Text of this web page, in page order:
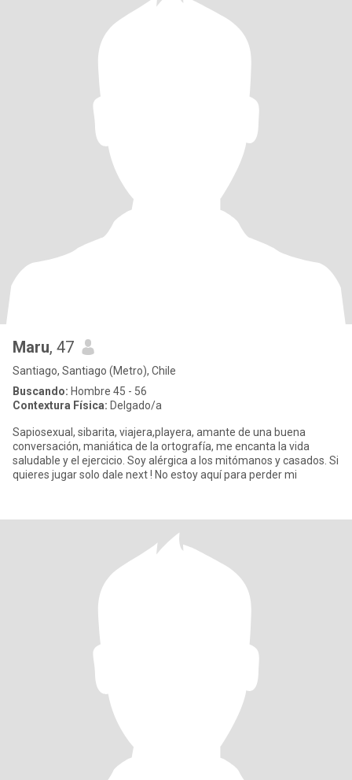
Maru, 47
Santiago, Santiago (Metro), Chile
Buscando: Hombre 45 - 56
Contextura Física: Delgado/a
Sapiosexual, sibarita, viajera,playera, amante de una buena
conversación, maniática de la ortografía, me encanta la vida
saludable y el ejercicio. Soy alérgica a los mitómanos y casados. Si
quieres jugar solo dale next ! No estoy aquí para perder mi